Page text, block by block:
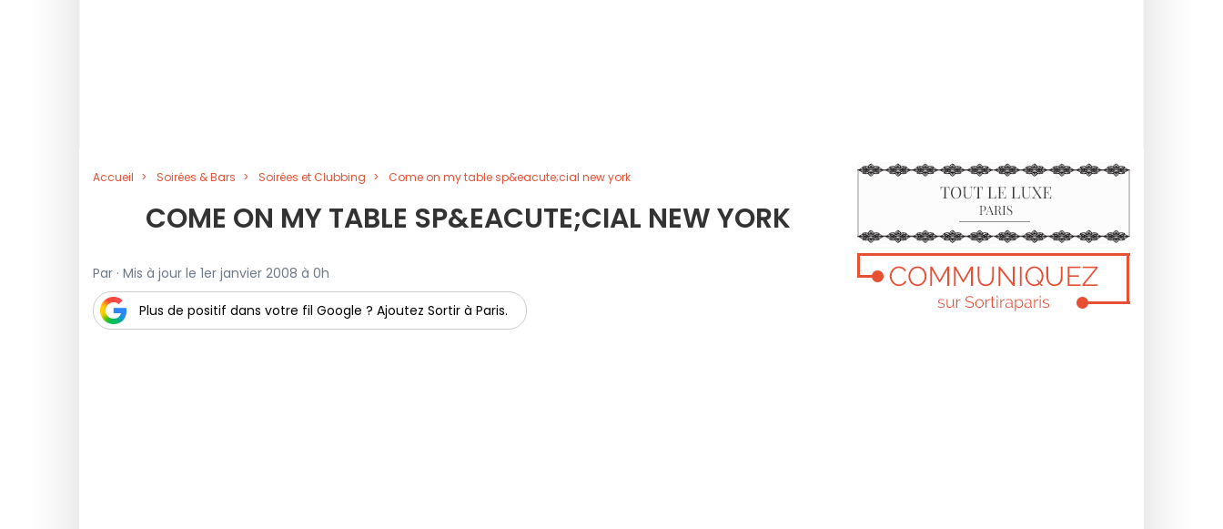
Accueil Soirées & Bars Soirées et Clubbing Come on my table sp&eacute;cial new york
COME ON MY TABLE SP&EACUTE;CIAL NEW YORK
Par · Mis à jour le 1er janvier 2008 à 0h
Plus de positif dans votre fil Google ? Ajoutez Sortir à Paris.